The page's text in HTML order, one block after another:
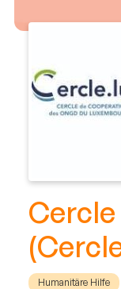
Cercle
Humanitäre Hilfe